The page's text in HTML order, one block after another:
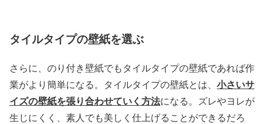
タイルタイプの壁紙を選ぶ
さらに、のり付き壁紙でもタイルタイプの壁紙であれば作
業がより簡単になる。タイルタイプの壁紙とは、 小さいサ
イズの壁紙を張り合わせていく方法になる。ズレやヨレが
生じにくく、素人でも美しく仕上げることができるだろ